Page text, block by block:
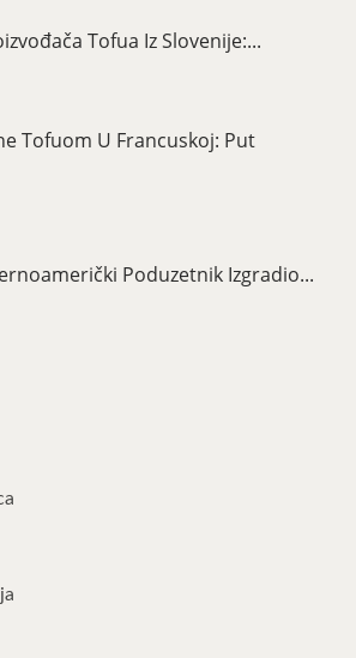
Tofua Iz Slovenije:...
Tofuom U Francuskoj: Put
Poduzetnik Izgradio...